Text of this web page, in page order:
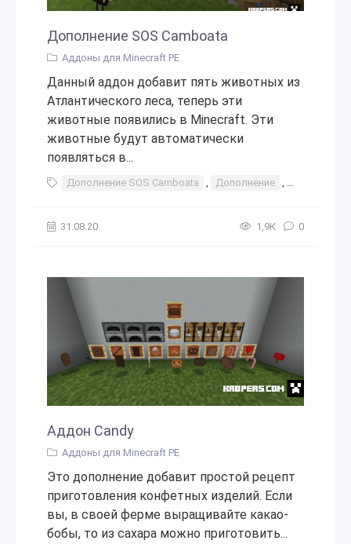
Дополнение SOS Camboata
Аддоны для Minecraft PE
Данный аддон добавит пять животных из
Атлантического леса, теперь эти
животные появились в Minecraft. Эти
животные будут автоматически
появляться в...
Дополнение SOS Camboata , Дополнение , SOS
31.08.20 1,9К 0
Аддон Candy
Аддоны для Minecraft PE
Это дополнение добавит простой рецепт
приготовления конфетных изделий. Если
вы, в своей ферме выращивайте какао-
бобы, то из сахара можно приготовить...